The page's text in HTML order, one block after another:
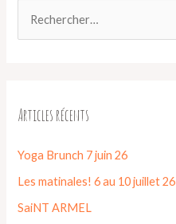
Articles récents
Yoga Brunch 7 juin 26
Les matinales! 6 au 10 juillet 26
SaiNT ARMEL